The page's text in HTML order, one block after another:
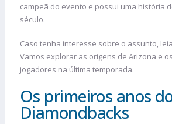
campeã do evento e possui uma história
século.
Caso tenha interesse sobre o assunto,
Vamos explorar as origens de Arizona e
jogadores na última temporada.
Os primeiros anos
Diamondbacks